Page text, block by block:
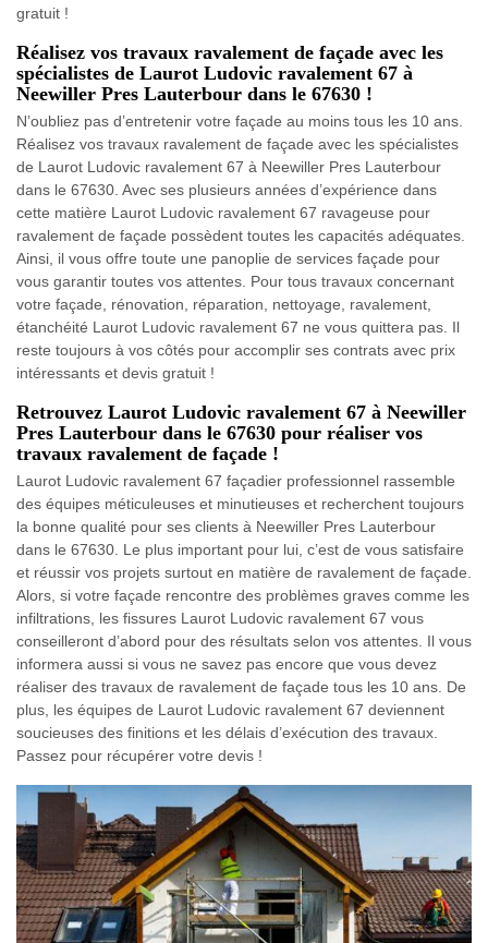
gratuit !
Réalisez vos travaux ravalement de façade avec les
spécialistes de Laurot Ludovic ravalement 67 à
Neewiller Pres Lauterbour dans le 67630 !
N’oubliez pas d’entretenir votre façade au moins tous les 10 ans.
Réalisez vos travaux ravalement de façade avec les spécialistes
de Laurot Ludovic ravalement 67 à Neewiller Pres Lauterbour
dans le 67630. Avec ses plusieurs années d’expérience dans
cette matière Laurot Ludovic ravalement 67 ravageuse pour
ravalement de façade possèdent toutes les capacités adéquates.
Ainsi, il vous offre toute une panoplie de services façade pour
vous garantir toutes vos attentes. Pour tous travaux concernant
votre façade, rénovation, réparation, nettoyage, ravalement,
étanchéité Laurot Ludovic ravalement 67 ne vous quittera pas. Il
reste toujours à vos côtés pour accomplir ses contrats avec prix
intéressants et devis gratuit !
Retrouvez Laurot Ludovic ravalement 67 à Neewiller
Pres Lauterbour dans le 67630 pour réaliser vos
travaux ravalement de façade !
Laurot Ludovic ravalement 67 façadier professionnel rassemble
des équipes méticuleuses et minutieuses et recherchent toujours
la bonne qualité pour ses clients à Neewiller Pres Lauterbour
dans le 67630. Le plus important pour lui, c’est de vous satisfaire
et réussir vos projets surtout en matière de ravalement de façade.
Alors, si votre façade rencontre des problèmes graves comme les
infiltrations, les fissures Laurot Ludovic ravalement 67 vous
conseilleront d’abord pour des résultats selon vos attentes. Il vous
informera aussi si vous ne savez pas encore que vous devez
réaliser des travaux de ravalement de façade tous les 10 ans. De
plus, les équipes de Laurot Ludovic ravalement 67 deviennent
soucieuses des finitions et les délais d’exécution des travaux.
Passez pour récupérer votre devis !